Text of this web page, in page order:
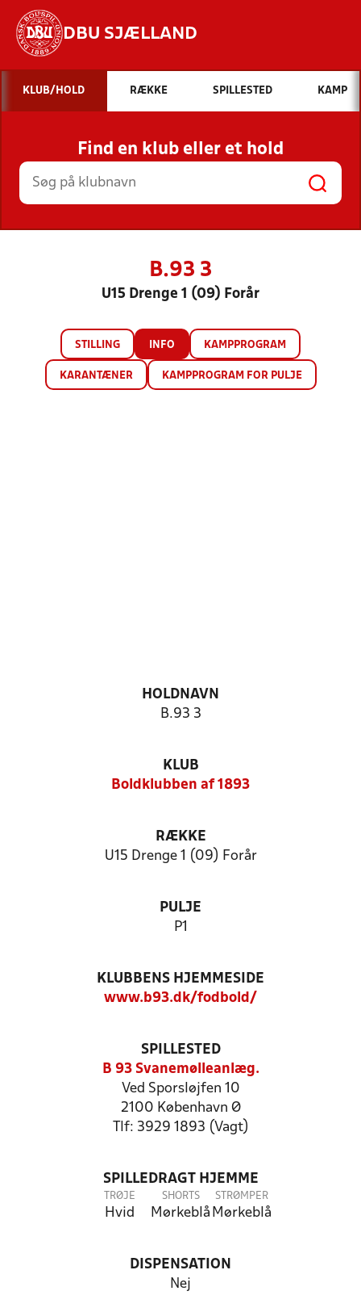
DBU SJÆLLAND
Hvad vil du søge efter?
INDHOLD OG NYHEDER
STILLINGER, RESULTATER, KLUBBER OG
HOLD
KLUB/HOLD RÆKKE SPILLESTED KAMP
Find en klub eller et hold
B.93 3
U15 Drenge 1 (09) Forår
STILLING INFO KAMPPROGRAM
KARANTÆNER KAMPPROGRAM FOR PULJE
HOLDNAVN
B.93 3
KLUB
Boldklubben af 1893
RÆKKE
U15 Drenge 1 (09) Forår
PULJE
P1
KLUBBENS HJEMMESIDE
www.b93.dk/fodbold/
SPILLESTED
B 93 Svanemølleanlæg.
Ved Sporsløjfen 10
2100 København Ø
Tlf: 3929 1893 (Vagt)
SPILLEDRAGT HJEMME
TRØJE
Hvid
SHORTS
Mørkeblå
STRØMPER
Mørkeblå
DISPENSATION
Nej